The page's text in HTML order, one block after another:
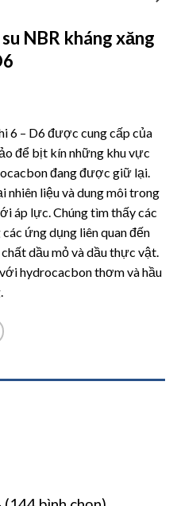
NBR kháng xăng
6 – D6 được cung cấp của
để bịt kín những khu vực
đang được giữ lại.
nhiên liệu và dung môi trong
áp lực. Chúng tìm thấy các
ứng dụng liên quan đến
dầu mỏ và dầu thực vật.
hydrocacbon thơm và hầu